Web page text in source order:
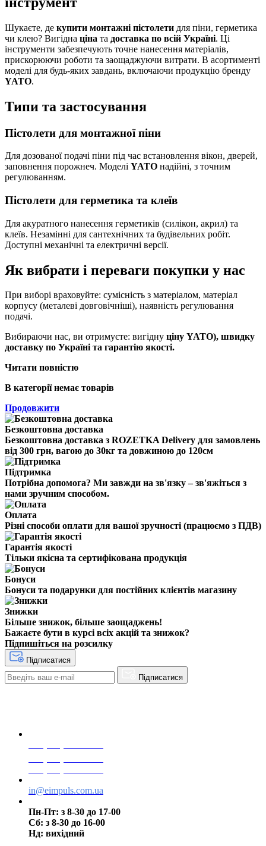
Шукаєте, де купити монтажні пістолети для піни, герметика
чи клею? Вигідна ціна та доставка по всій Україні. Ці
інструменти забезпечують точне нанесення матеріалів,
прискорюючи роботи та заощаджуючи витрати. В асортименті
моделі для будь-яких завдань, включаючи продукцію бренду
YATO.
Типи та застосування
Пістолети для монтажної піни
Для дозованої подачі піни під час встановлення вікон, дверей,
заповнення порожнеч. Моделі YATO надійні, з точним
регулюванням.
Пістолети для герметика та клеїв
Для акуратного нанесення герметиків (силікон, акрил) та
клеїв. Незамінні для сантехнічних та будівельних робіт.
Доступні механічні та електричні версії.
Як вибрати і переваги покупки у нас
При виборі враховуйте: сумісність з матеріалом, матеріал
корпусу (металеві довговічніші), наявність регулювання
подачі.
Вибираючи нас, ви отримуєте: вигідну ціну YATO), швидку
доставку по Україніта гарантію якості.
Читати повністю
В категорії немає товарів
Продовжити
Безкоштовна доставка
Безкоштовна доставка з ROZETKA Delivery для замовлень
від 300 грн, вагою до 30кг та довжиною до 120см
Підтримка
Потрібна допомога? Ми завжди на зв'язку – зв'яжіться з
нами зручним способом.
Оплата
Різні способи оплати для вашої зручності (працюємо з ПДВ)
Гарантія якості
Тільки якісна та сертифікована продукція
Бонуси
Бонуси та подарунки для постійних клієнтів магазину
Знижки
Більше знижок, більше заощаджень!
Бажаєте бути в курсі всіх акцій та знижок?
Підпишіться на розсилку
Підписатися
Підписатися
in@eimpuls.com.ua
Пн-Пт: з 8-30 до 17-00
Сб: з 8-30 до 16-00
Нд: вихідний